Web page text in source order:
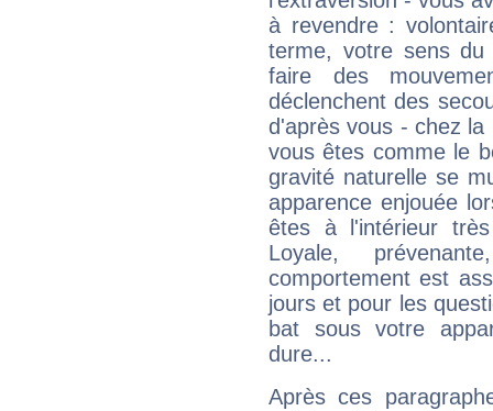
à revendre :
terme, votre sens
faire des
déclenchent des
d'après vous - chez
vous êtes comme le
gravité naturelle se
apparence enjouée
êtes à l'intérieur
Loyale,
comportement est
jours et pour les
bat sous votre
dure...
Après ces